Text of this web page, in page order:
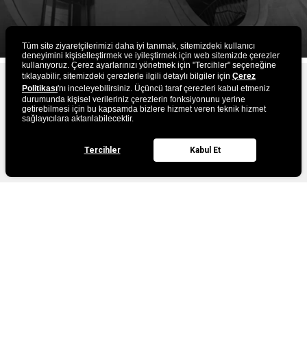
E-BÜLTEN ABONELIĞI
Elektronik İleti Onay Metni'ni , okudum, kabul ediyorum.
Tüm site ziyaretçilerimizi daha iyi tanımak, sitemizdeki kullanıcı
deneyimini kişiselleştirmek ve iyileştirmek için web sitemizde çerezler
kullanıyoruz. Çerez ayarlarınızı yönetmek için "Tercihler" seçeneğine
tıklayabilir, sitemizdeki çerezlerle ilgili detaylı bilgiler için Çerez
Politikası'nı inceleyebilirsiniz. Üçüncü taraf çerezleri kabul etmeniz
durumunda kişisel verileriniz çerezlerin fonksiyonunu yerine
getirebilmesi için bu kapsamda bizlere hizmet veren teknik hizmet
sağlayıcılara aktarılabilecektir.
Tercihler Kabul Et